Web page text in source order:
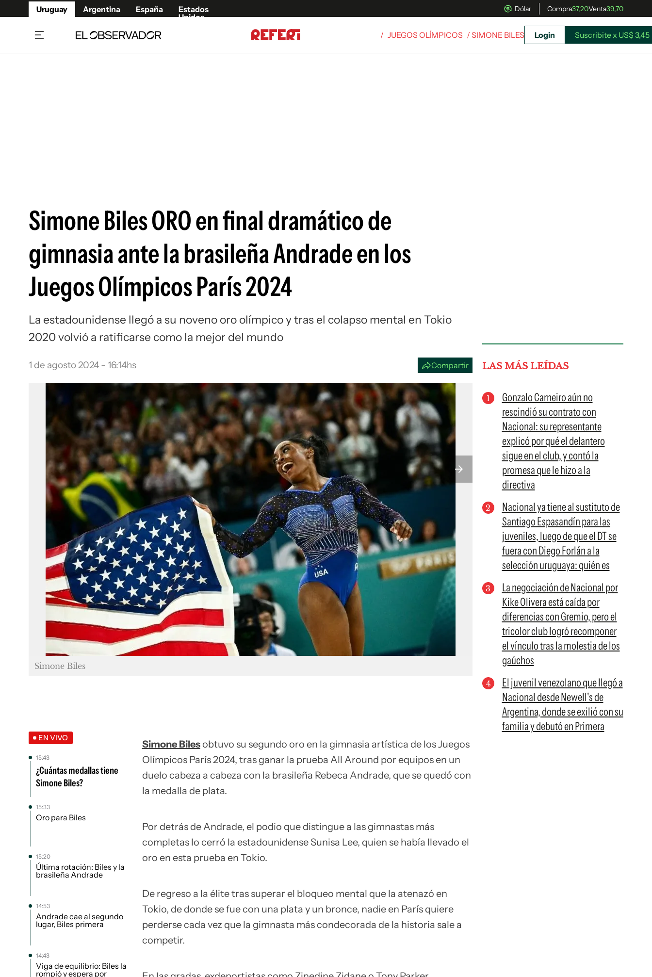
Uruguay Argentina España
Estados
Unidos
Dólar Compra37,20Venta39,70
/ JUEGOS OLÍMPICOS / SIMONE BILES Login Suscribite x US$ 3,45
Simone Biles ORO en final dramático de
gimnasia ante la brasileña Andrade en los
Juegos Olímpicos París 2024
La estadounidense llegó a su noveno oro olímpico y tras el colapso mental en Tokio
2020 volvió a ratificarse como la mejor del mundo
1 de agosto 2024 - 16:14hs Compartir
Simone Biles
EN VIVO
15:43
¿Cuántas medallas tiene
Simone Biles?
15:33
Oro para Biles
15:20
Última rotación: Biles y la
brasileña Andrade
14:53
Andrade cae al segundo
lugar, Biles primera
14:43
Viga de equilibrio: Biles la
rompió y espera por
Simone Bilesobtuvo su segundo oro en la gimnasia artística de los Juegos
Olímpicos París 2024, tras ganar la prueba All Around por equipos en un
duelo cabeza a cabeza con la brasileña Rebeca Andrade, que se quedó con
la medalla de plata.
Por detrás de Andrade, el podio que distingue a las gimnastas más
completas lo cerró la estadounidense Sunisa Lee, quien se había llevado el
oro en esta prueba en Tokio.
De regreso a la élite tras superar el bloqueo mental que la atenazó en
Tokio, de donde se fue con una plata y un bronce, nadie en París quiere
perderse cada vez que la gimnasta más condecorada de la historia sale a
competir.
LAS MÁS LEÍDAS
Gonzalo Carneiro aún no
rescindió su contrato con
Nacional: su representante
explicó por qué el delantero
sigue en el club, y contó la
promesa que le hizo a la
directiva
Nacional ya tiene al sustituto de
Santiago Espasandín para las
juveniles, luego de que el DT se
fuera con Diego Forlán a la
selección uruguaya: quién es
La negociación de Nacional por
Kike Olivera está caída por
diferencias con Gremio, pero el
tricolor club logró recomponer
el vínculo tras la molestia de los
gaúchos
El juvenil venezolano que llegó a
Nacional desde Newell's de
Argentina, donde se exilió con su
familia y debutó en Primera